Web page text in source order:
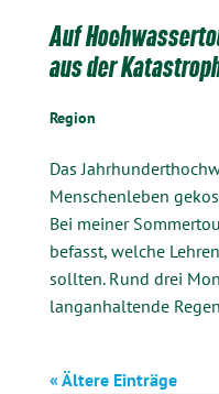
Auf
aus der
Region
Das
Menschenleben
Bei meiner
befasst, welche
sollten. Rund drei
langanhaltende
« Ältere Einträge